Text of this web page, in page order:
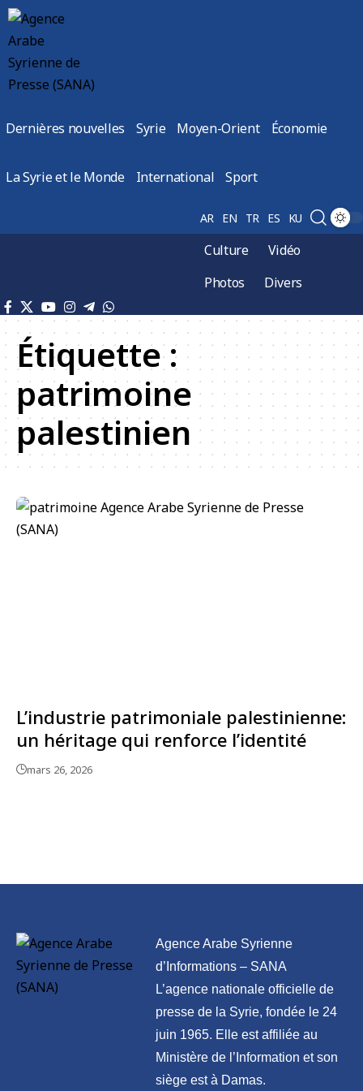
Dernières nouvelles Syrie Moyen-Orient Économie
La Syrie et le Monde International Sport
AR EN TR ES KU
Culture
Vidéo
Photos
Divers
Étiquette :
patrimoine
palestinien
L’industrie patrimoniale palestinienne:
un héritage qui renforce l’identité
mars 26, 2026
Agence Arabe Syrienne
d’Informations – SANA
L’agence nationale officielle de
presse de la Syrie, fondée le 24
juin 1965. Elle est affiliée au
Ministère de l’Information et son
siège est à Damas.